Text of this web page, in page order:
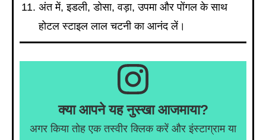
अंत में, इडली, डोसा, वड़ा, उपमा और पोंगल के साथ
होटल स्टाइल लाल चटनी का आनंद लें।
क्या आपने यह नुस्खा आजमाया?
अगर किया तोह एक तस्वीर क्लिक करें और इंस्टाग्राम या